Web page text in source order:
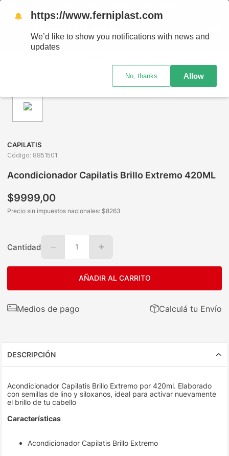
CAPILATIS
Código: 8851501
Acondicionador Capilatis Brillo Extremo 420ML
$9999,00
Precio sin impuestos nacionales: $8263
Cantidad 1
AÑADIR AL CARRITO
Medios de pago Calculá tu Envío
DESCRIPCIÓN
Acondicionador Capilatis Brillo Extremo por 420ml. Elaborado
con semillas de lino y siloxanos, ideal para activar nuevamente
el brillo de tu cabello
Características
Acondicionador Capilatis Brillo Extremo
🔔 https://www.ferniplast.com
We’d like to show you notifications with news and
updates
No, thanks Allow